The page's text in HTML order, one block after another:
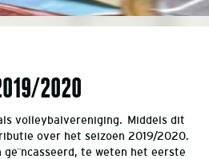
2020
volleybalvereniging. Middels dit
over het seizoen 2019/2020.
te weten het eerste